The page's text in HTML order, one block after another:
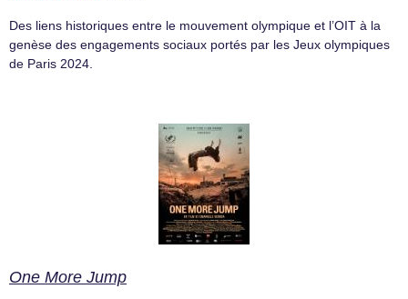
Des liens historiques entre le mouvement olympique et l’OIT à la
genèse des engagements sociaux portés par les Jeux olympiques
de Paris 2024.
One More Jump